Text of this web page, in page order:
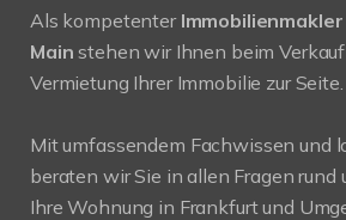
Als kompetenter
Main stehen wir Ihnen beim
Vermietung Ihrer Immobilie zur Seite.
Mit umfassendem Fachwissen und
beraten wir Sie in allen Fragen rund
Ihre Wohnung in Frankfurt und